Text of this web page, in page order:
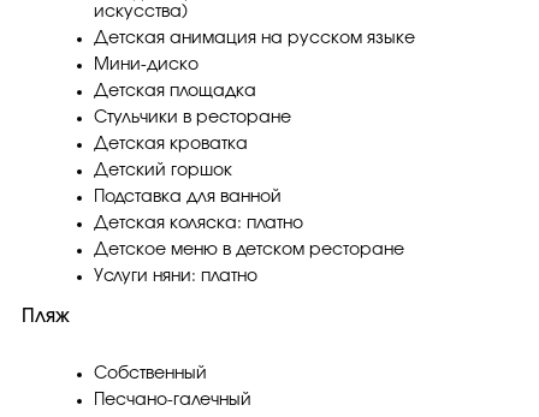
искусства)
Детская анимация на русском языке
Мини-диско
Детская площадка
Стульчики в ресторане
Детская кроватка
Детский горшок
Подставка для ванной
Детская коляска: платно
Детское меню в детском ресторане
Услуги няни: платно
Пляж
Собственный
Песчано-галечный